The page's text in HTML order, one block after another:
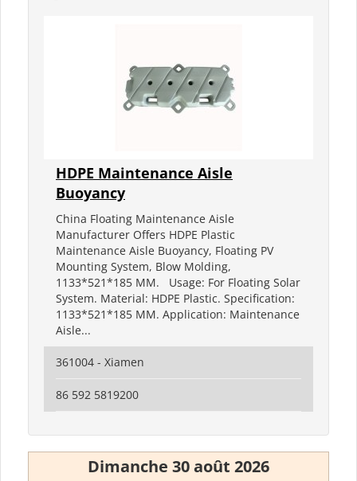
HDPE Maintenance Aisle
Buoyancy
China Floating Maintenance Aisle
Manufacturer Offers HDPE Plastic
Maintenance Aisle Buoyancy, Floating PV
Mounting System, Blow Molding,
1133*521*185 MM. Usage: For Floating Solar
System. Material: HDPE Plastic. Specification:
1133*521*185 MM. Application: Maintenance
Aisle...
361004 - Xiamen
86 592 5819200
Dimanche 30 août 2026